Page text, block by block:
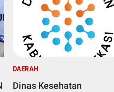
DAERAH
Dinas Kesehatan